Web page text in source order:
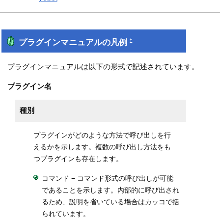
プラグインマニュアルの凡例†
プラグインマニュアルは以下の形式で記述されています。
プラグイン名
種別
プラグインがどのような方法で呼び出しを行
えるかを示します。複数の呼び出し方法をも
つプラグインも存在します。
コマンド − コマンド形式の呼び出しが可能
であることを示します。内部的に呼び出され
るため、説明を省いている場合はカッコで括
られています。